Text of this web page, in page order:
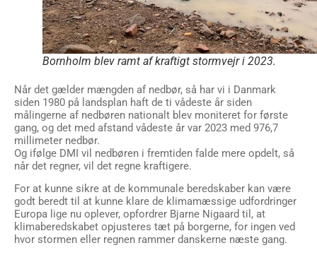
Bornholm blev ramt af kraftigt stormvejr i 2023.
Når det gælder mængden af nedbør, så har vi i Danmark
siden 1980 på landsplan haft de ti vådeste år siden
målingerne af nedbøren nationalt blev moniteret for første
gang, og det med afstand vådeste år var 2023 med 976,7
millimeter nedbør.
Og ifølge DMI vil nedbøren i fremtiden falde mere opdelt, så
når det regner, vil det regne kraftigere.
For at kunne sikre at de kommunale beredskaber kan være
godt beredt til at kunne klare de klimamæssige udfordringer
Europa lige nu oplever, opfordrer Bjarne Nigaard til, at
klimaberedskabet opjusteres tæt på borgerne, for ingen ved
hvor stormen eller regnen rammer danskerne næste gang.